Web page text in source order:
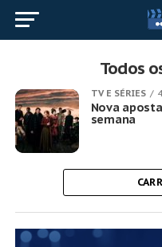
Todos
TV E SÉRIES
Nova
semana